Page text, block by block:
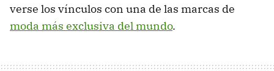
verse los vínculos con una de las marcas de
moda más exclusiva del mundo.